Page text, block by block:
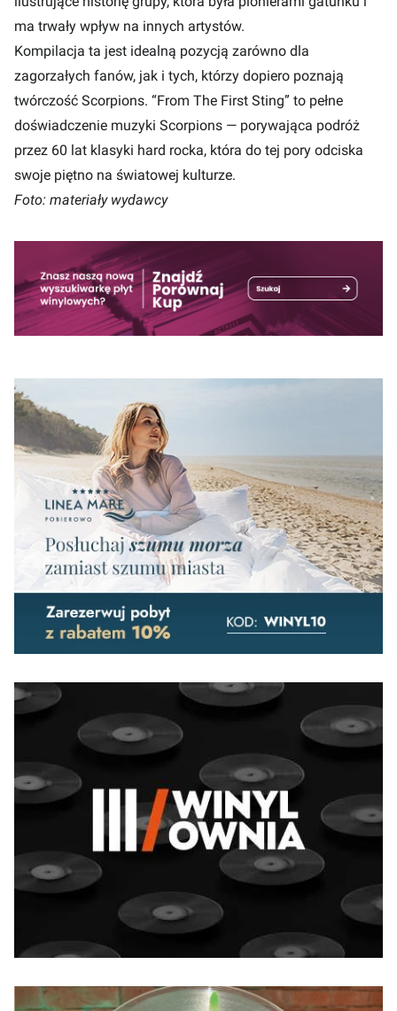
ma trwały wpływ na innych artystów.
Kompilacja ta jest idealną pozycją zarówno dla
zagorzałych fanów, jak i tych, którzy dopiero poznają
twórczość Scorpions. “From The First Sting” to pełne
doświadczenie muzyki Scorpions — porywająca podróż
przez 60 lat klasyki hard rocka, która do tej pory odciska
swoje piętno na światowej kulturze.
Foto: materiały wydawcy